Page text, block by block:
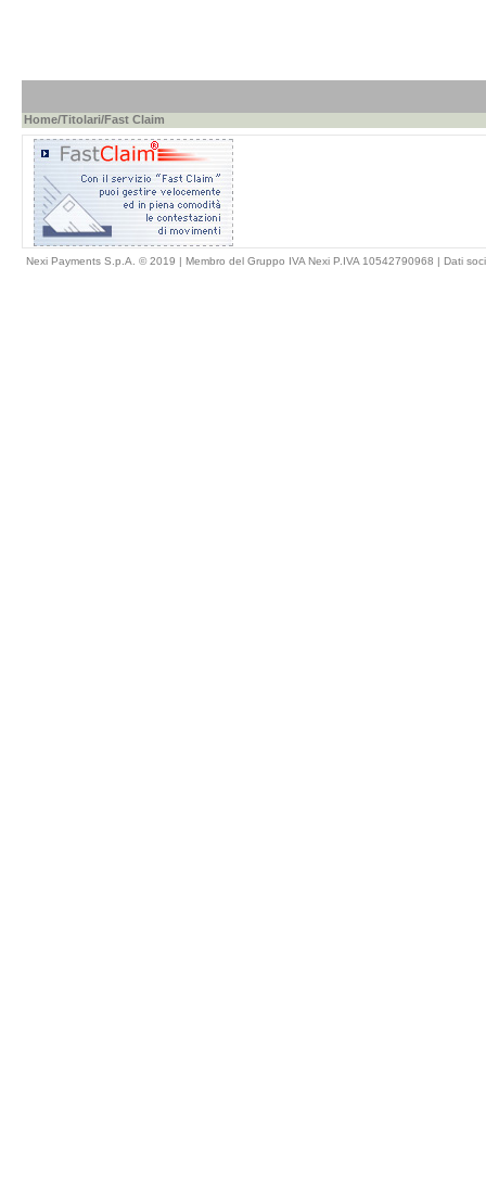
Home/Titolari/Fast Claim
Nexi Payments S.p.A. © 2019 | Membro del Gruppo IVA Nexi P.IVA 10542790968 | Dati